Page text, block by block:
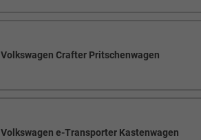
Volkswagen Crafter Pritschenwagen
Volkswagen e-Transporter Kastenwagen